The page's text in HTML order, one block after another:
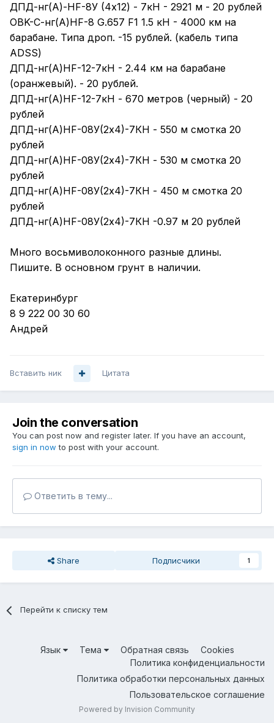
ДПД-нг(A)-HF-8У (4x12) - 7кH - 2921 м - 20 pублeй
ОBK-С-нг(A)HF-8 G.657 F1 1.5 кH - 4000 км нa
баpабaнe. Типа дроп. -15 рублей. (кабель типа
АDSS)
ДПД-нг(А)HF-12-7кH - 2.44 км нa бapaбaне
(oранжевый). - 20 рублей.
ДПД-нг(А)НF-12-7кН - 670 метров (черный) - 20
рублей
ДПД-нг(А)НF-08У(2х4)-7КН - 550 м смотка 20
рублей
ДПД-нг(А)НF-08У(2х4)-7КН - 530 м смотка 20
рублей
ДПД-нг(А)НF-08У(2х4)-7КН - 450 м смотка 20
рублей
ДПД-нг(А)НF-08У(2х4)-7КН -0.97 м 20 рублей
Много восьмиволоконного разные длины.
Пишите. В основном грунт в наличии.
Екатеринбург
8 9 222 00 30 60
Андрей
Вставить ник Цитата
Join the conversation
You can post now and register later. If you have an account,
sign in now to post with your account.
Ответить в тему...
Share Подписчики 1
Перейти к списку тем
Язык Тема Обратная связь
Cookies
Политика конфиденциальности
Политика обработки персональных данных
Пользовательское соглашение
Powered by Invision Community